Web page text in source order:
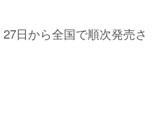
日から全国で順次発売さ